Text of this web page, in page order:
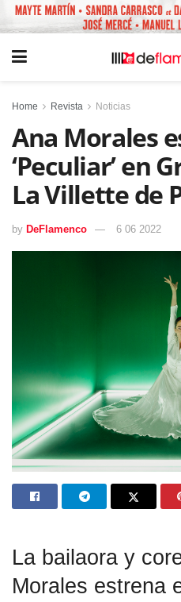
Home Revista Noticias
Ana Morales
‘Peculiar’ en
La Villette de
by DeFlamenco 6 06 2022
La bailaora y
Morales estrena